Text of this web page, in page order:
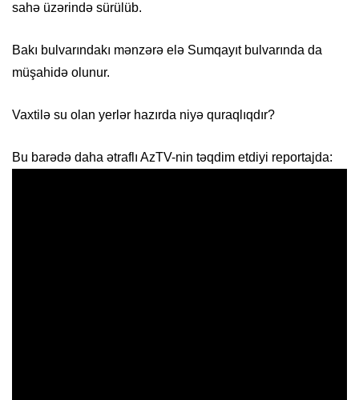
sahə üzərində sürülüb.
Bakı bulvarındakı mənzərə elə Sumqayıt bulvarında da
müşahidə olunur.
Vaxtilə su olan yerlər hazırda niyə quraqlıqdır?
Bu barədə daha ətraflı AzTV-nin təqdim etdiyi reportajda: